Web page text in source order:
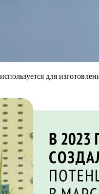
используется для